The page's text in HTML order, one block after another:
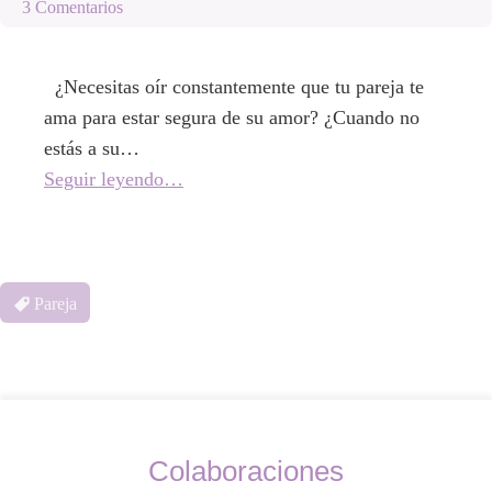
3 Comentarios
¿Necesitas oír constantemente que tu pareja te
ama para estar segura de su amor? ¿Cuando no
estás a su…
Seguir leyendo…
Pareja
Colaboraciones